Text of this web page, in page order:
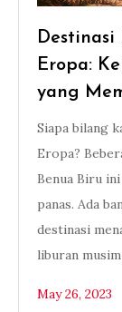
Destinasi
Eropa:
yang
Siapa bilang
Eropa?
Benua Biru
panas. Ada
destinasi
liburan
May 26, 2023